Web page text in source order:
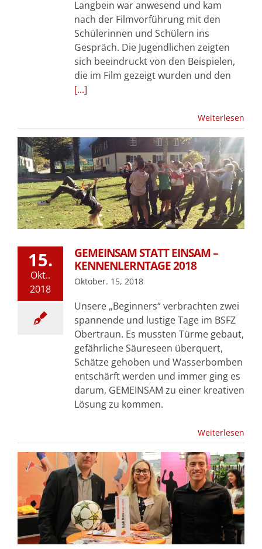
Langbein war anwesend und kam
nach der Filmvorführung mit den
Schülerinnen und Schülern ins
Gespräch. Die Jugendlichen zeigten
sich beeindruckt von den Beispielen,
die im Film gezeigt wurden und den
[...]
Weiterlesen
15.
Okt..
2018
GEMEINSAM STATT EINSAM –
KENNENLERNTAGE 2018
Oktober. 15, 2018
Unsere „Beginners“ verbrachten zwei
spannende und lustige Tage im BSFZ
Obertraun. Es mussten Türme gebaut,
gefährliche Säureseen überquert,
Schätze gehoben und Wasserbomben
entschärft werden und immer ging es
darum, GEMEINSAM zu einer kreativen
Lösung zu kommen.
Weiterlesen